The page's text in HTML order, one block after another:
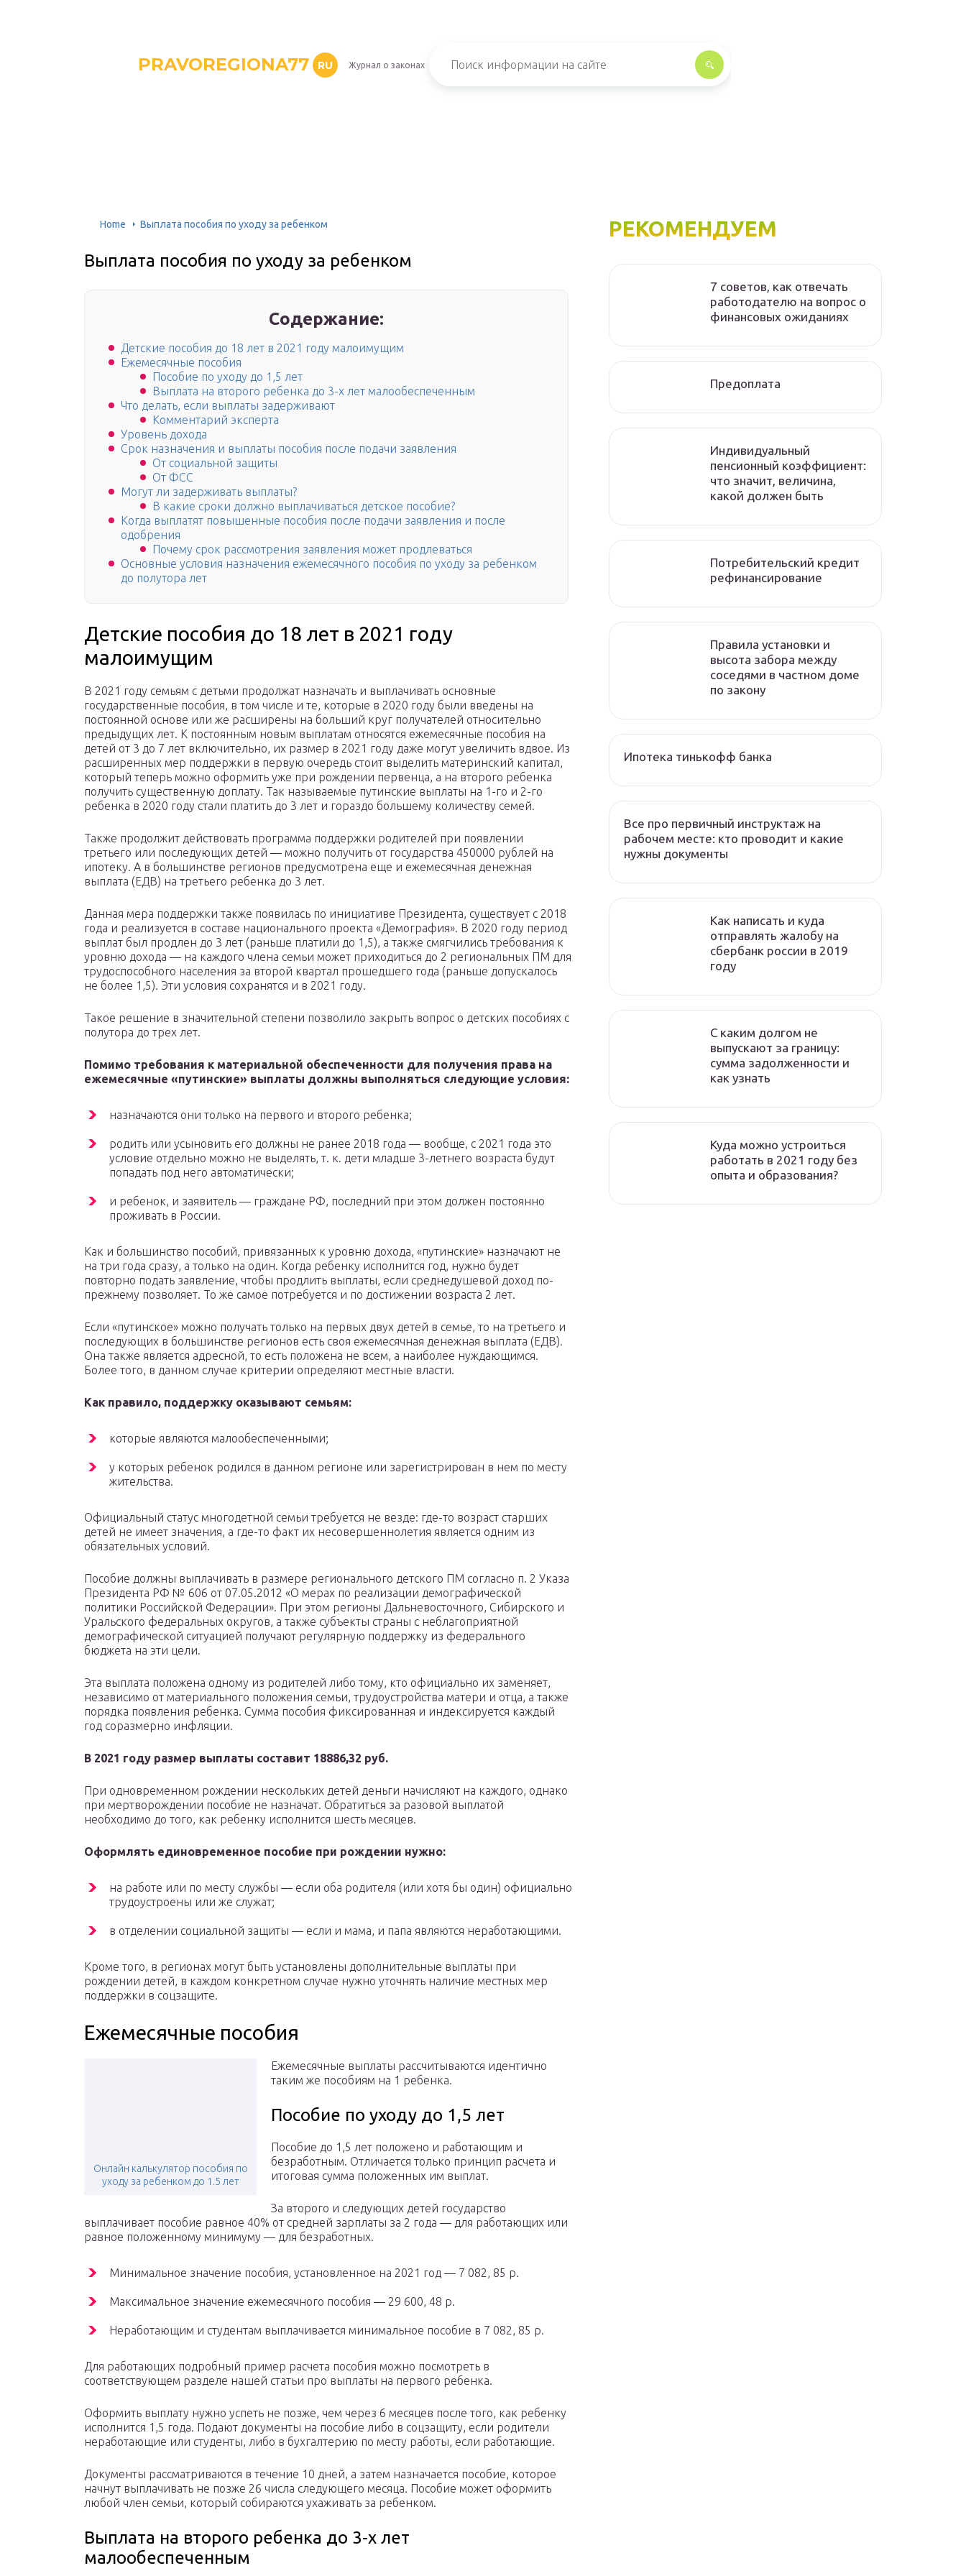
PRAVOREGIONA77 RU Журнал о законах
Home Выплата пособия по уходу за ребенком
Выплата пособия по уходу за ребенком
Содержание:
Детские пособия до 18 лет в 2021 году малоимущим
Ежемесячные пособия
Пособие по уходу до 1,5 лет
Выплата на второго ребенка до 3-х лет малообеспеченным
Что делать, если выплаты задерживают
Комментарий эксперта
Уровень дохода
Срок назначения и выплаты пособия после подачи заявления
От социальной защиты
От ФСС
Могут ли задерживать выплаты?
В какие сроки должно выплачиваться детское пособие?
Когда выплатят повышенные пособия после подачи заявления и после
одобрения
Почему срок рассмотрения заявления может продлеваться
Основные условия назначения ежемесячного пособия по уходу за ребенком
до полутора лет
Детские пособия до 18 лет в 2021 году
малоимущим
В 2021 году семьям с детьми продолжат назначать и выплачивать основные
государственные пособия, в том числе и те, которые в 2020 году были введены на
постоянной основе или же расширены на больший круг получателей относительно
предыдущих лет. К постоянным новым выплатам относятся ежемесячные пособия на
детей от 3 до 7 лет включительно, их размер в 2021 году даже могут увеличить вдвое. Из
расширенных мер поддержки в первую очередь стоит выделить материнский капитал,
который теперь можно оформить уже при рождении первенца, а на второго ребенка
получить существенную доплату. Так называемые путинские выплаты на 1-го и 2-го
ребенка в 2020 году стали платить до 3 лет и гораздо большему количеству семей.
Также продолжит действовать программа поддержки родителей при появлении
третьего или последующих детей — можно получить от государства 450000 рублей на
ипотеку. А в большинстве регионов предусмотрена еще и ежемесячная денежная
выплата (ЕДВ) на третьего ребенка до 3 лет.
Данная мера поддержки также появилась по инициативе Президента, существует с 2018
года и реализуется в составе национального проекта «Демография». В 2020 году период
выплат был продлен до 3 лет (раньше платили до 1,5), а также смягчились требования к
уровню дохода — на каждого члена семьи может приходиться до 2 региональных ПМ для
трудоспособного населения за второй квартал прошедшего года (раньше допускалось
не более 1,5). Эти условия сохранятся и в 2021 году.
Такое решение в значительной степени позволило закрыть вопрос о детских пособиях с
полутора до трех лет.
Помимо требования к материальной обеспеченности для получения права на
ежемесячные «путинские» выплаты должны выполняться следующие условия:
назначаются они только на первого и второго ребенка;
родить или усыновить его должны не ранее 2018 года — вообще, с 2021 года это
условие отдельно можно не выделять, т. к. дети младше 3-летнего возраста будут
попадать под него автоматически;
и ребенок, и заявитель — граждане РФ, последний при этом должен постоянно
проживать в России.
Как и большинство пособий, привязанных к уровню дохода, «путинские» назначают не
на три года сразу, а только на один. Когда ребенку исполнится год, нужно будет
повторно подать заявление, чтобы продлить выплаты, если среднедушевой доход по-
прежнему позволяет. То же самое потребуется и по достижении возраста 2 лет.
Если «путинское» можно получать только на первых двух детей в семье, то на третьего и
последующих в большинстве регионов есть своя ежемесячная денежная выплата (ЕДВ).
Она также является адресной, то есть положена не всем, а наиболее нуждающимся.
Более того, в данном случае критерии определяют местные власти.
Как правило, поддержку оказывают семьям:
которые являются малообеспеченными;
у которых ребенок родился в данном регионе или зарегистрирован в нем по месту
жительства.
Официальный статус многодетной семьи требуется не везде: где-то возраст старших
детей не имеет значения, а где-то факт их несовершеннолетия является одним из
обязательных условий.
Пособие должны выплачивать в размере регионального детского ПМ согласно п. 2 Указа
Президента РФ № 606 от 07.05.2012 «О мерах по реализации демографической
политики Российской Федерации». При этом регионы Дальневосточного, Сибирского и
Уральского федеральных округов, а также субъекты страны с неблагоприятной
демографической ситуацией получают регулярную поддержку из федерального
бюджета на эти цели.
Эта выплата положена одному из родителей либо тому, кто официально их заменяет,
независимо от материального положения семьи, трудоустройства матери и отца, а также
порядка появления ребенка. Сумма пособия фиксированная и индексируется каждый
год соразмерно инфляции.
В 2021 году размер выплаты составит 18886,32 руб.
При одновременном рождении нескольких детей деньги начисляют на каждого, однако
при мертворождении пособие не назначат. Обратиться за разовой выплатой
необходимо до того, как ребенку исполнится шесть месяцев.
Оформлять единовременное пособие при рождении нужно:
на работе или по месту службы — если оба родителя (или хотя бы один) официально
трудоустроены или же служат;
в отделении социальной защиты — если и мама, и папа являются неработающими.
Кроме того, в регионах могут быть установлены дополнительные выплаты при
рождении детей, в каждом конкретном случае нужно уточнять наличие местных мер
поддержки в соцзащите.
Ежемесячные пособия
Онлайн калькулятор пособия по
уходу за ребенком до 1.5 лет
Ежемесячные выплаты рассчитываются идентично
таким же пособиям на 1 ребенка.
Пособие по уходу до 1,5 лет
Пособие до 1,5 лет положено и работающим и
безработным. Отличается только принцип расчета и
итоговая сумма положенных им выплат.
За второго и следующих детей государство
выплачивает пособие равное 40% от средней зарплаты за 2 года — для работающих или
равное положенному минимуму — для безработных.
Минимальное значение пособия, установленное на 2021 год — 7 082, 85 р.
Максимальное значение ежемесячного пособия — 29 600, 48 р.
Неработающим и студентам выплачивается минимальное пособие в 7 082, 85 р.
Для работающих подробный пример расчета пособия можно посмотреть в
соответствующем разделе нашей статьи про выплаты на первого ребенка.
Оформить выплату нужно успеть не позже, чем через 6 месяцев после того, как ребенку
исполнится 1,5 года. Подают документы на пособие либо в соцзащиту, если родители
неработающие или студенты, либо в бухгалтерию по месту работы, если работающие.
Документы рассматриваются в течение 10 дней, а затем назначается пособие, которое
начнут выплачивать не позже 26 числа следующего месяца. Пособие может оформить
любой член семьи, который собираются ухаживать за ребенком.
Выплата на второго ребенка до 3-х лет
малообеспеченным
РЕКОМЕНДУЕМ
7 советов, как отвечать
работодателю на вопрос о
финансовых ожиданиях
Предоплата
Индивидуальный
пенсионный коэффициент:
что значит, величина,
какой должен быть
Потребительский кредит
рефинансирование
Правила установки и
высота забора между
соседями в частном доме
по закону
Ипотека тинькофф банка
Все про первичный инструктаж на
рабочем месте: кто проводит и какие
нужны документы
Как написать и куда
отправлять жалобу на
сбербанк россии в 2019
году
C каким долгом не
выпускают за границу:
сумма задолженности и
как узнать
Куда можно устроиться
работать в 2021 году без
опыта и образования?